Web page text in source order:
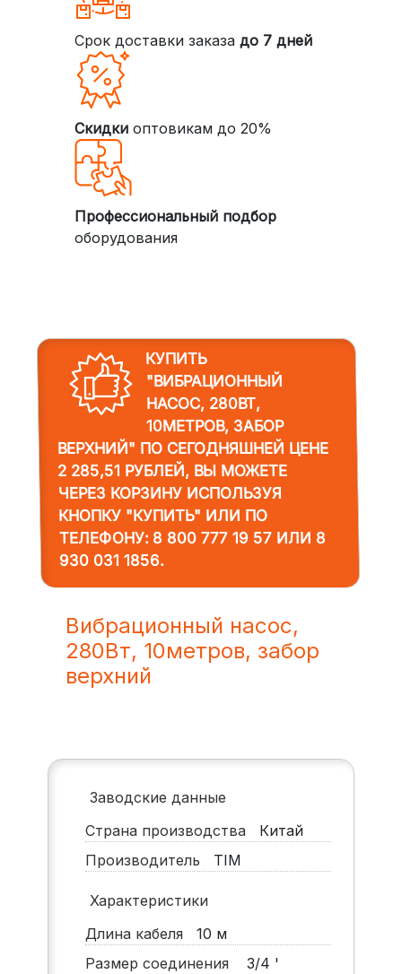
Срок доставки заказа до 7 дней
Скидкиоптовикам до 20%
Профессиональный подбор
оборудования
КУПИТЬ
"ВИБРАЦИОННЫЙ
НАСОС, 280ВТ,
10МЕТРОВ, ЗАБОР
ВЕРХНИЙ" ПО СЕГОДНЯШНЕЙ ЦЕНЕ
2 285,51 РУБЛЕЙ, ВЫ МОЖЕТЕ
ЧЕРЕЗ КОРЗИНУ ИСПОЛЬЗУЯ
КНОПКУ "КУПИТЬ" ИЛИ ПО
ТЕЛЕФОНУ: 8 800 777 19 57ИЛИ 8
930 031 1856.
Вибрационный насос,
280Вт, 10метров, забор
верхний
Заводские данные
Страна производства
Китай
Производитель
TIM
Характеристики
Длина кабеля
10 м
Размер соединения
3/4 '